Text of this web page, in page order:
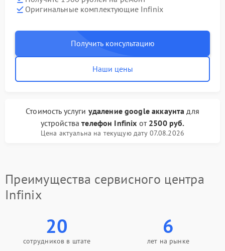
Оригинальные комплектующие Infinix
Получить консультацию
Наши цены
Стоимость услуги удаление google аккаунта для
устройствателефон Infinix от 2500 руб.
Цена актуальна на текущую дату 07.08.2026
Преимущества сервисного центра
Infinix
20
сотрудников в штате
6
лет на рынке